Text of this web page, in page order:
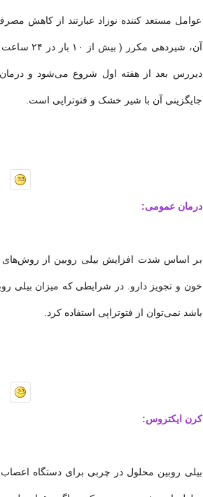
عوامل مستعد کننده نوزاد عبارتند از کاهش
آن، شیردهی
جایگزینی آن با شیر خشک و فتوتراپی است.
درمان عمومی:
بر اساس شدت افزایش بیلی روبین از روش‌های
خون و تجویز دارو. در شرایطی که میزان بیلی
باشد نمی‌توان از فتوتراپی استفاده کرد.
کرن ایکتروس:
بیلی روبین محلول در چربی برای دستگاه